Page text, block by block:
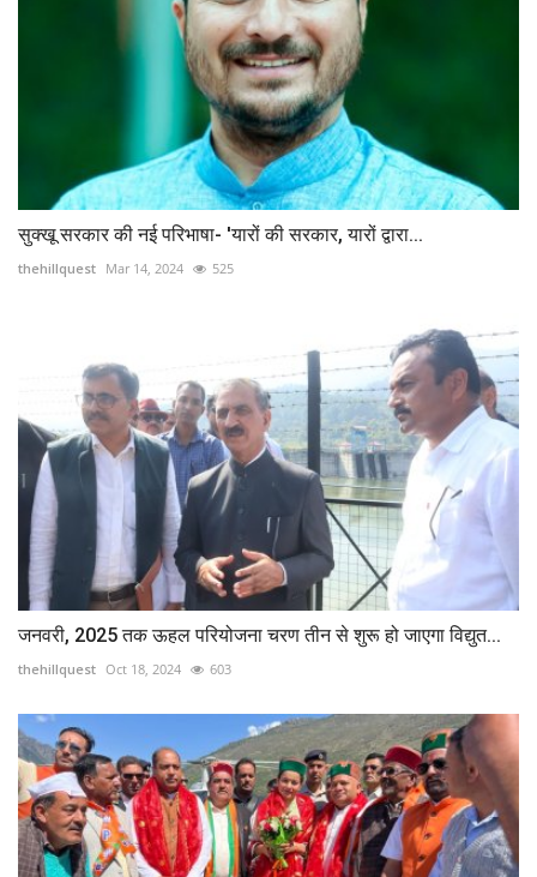
सुक्खू सरकार की नई परिभाषा- 'यारों की सरकार, यारों द्वारा...
thehillquest Mar 14, 2024 525
जनवरी, 2025 तक ऊहल परियोजना चरण तीन से शुरू हो जाएगा विद्युत...
thehillquest Oct 18, 2024 603